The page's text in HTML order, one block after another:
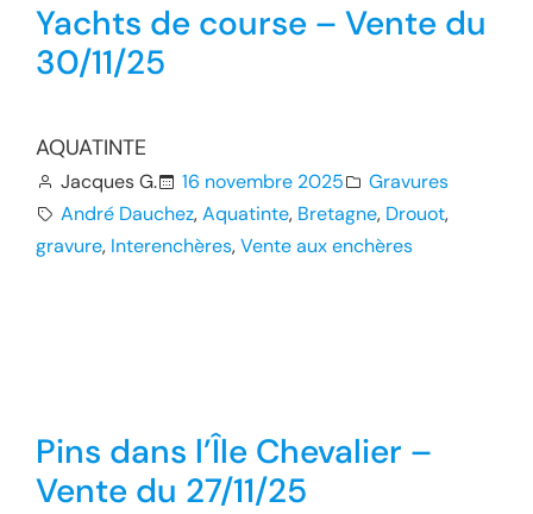
Yachts de course – Vente du
30/11/25
AQUATINTE
Jacques G. 16 novembre 2025
Gravures
André Dauchez, Aquatinte, Bretagne, Drouot,
gravure, Interenchères, Vente aux enchères
Pins dans l’Île Chevalier –
Vente du 27/11/25